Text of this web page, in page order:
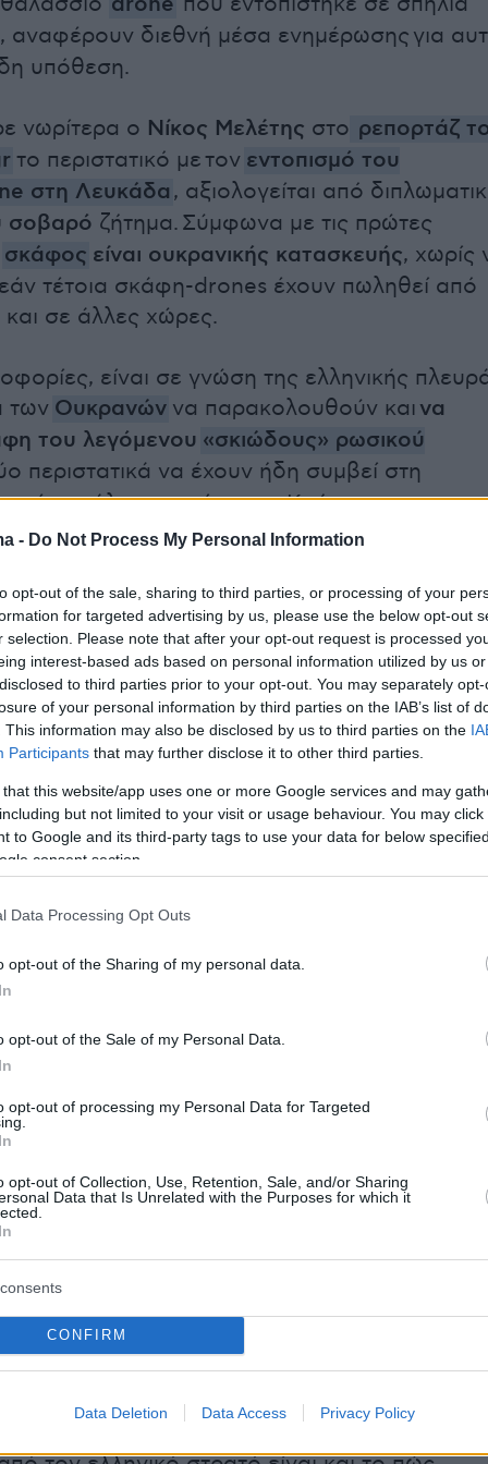
- Do Not Process My Personal Information
opt-out of the sale, sharing to third parties, or processing of your
for targeted advertising by us, please use the below opt-out
selection. Please note that after your opt-out request is processed
interest-based ads based on personal information utilized by us
to third parties prior to your opt-out. You may separately
of your personal information by third parties on the IAB’s list of
This information may also be disclosed by us to third parties on the
Participants that may further disclose it to other third parties.
that this website/app uses one or more Google services and may
but not limited to your visit or usage behaviour. You may
to Google and its third-party tags to use your data for below
consent section.
Data Processing Opt Outs
opt-out of the Sharing of my personal data.
opt-out of the Sale of my Personal Data.
opt-out of processing my Personal Data for Targeted
opt-out of Collection, Use, Retention, Sale, and/or Sharing
Data that Is Unrelated with the Purposes for which it
CONFIRM
Data Deletion Data Access Privacy Policy
, αναφέρουν διεθνή μέσα ενημέρωσης για
υπόθεση.
νωρίτερα ο Νίκος Μελέτης στο ρεπορτάζ
το περιστατικό με τον εντοπισμό του
στη Λευκάδα , αξιολογείται από
σοβαρό ζήτημα. Σύμφωνα με τις πρώτες
σκάφος είναι ουκρανικής κατασκευής, χωρίς
τέτοια σκάφη-drones έχουν πωληθεί από
σε άλλες χώρες.
είναι σε γνώση της ελληνικής
των Ουκρανών να παρακολουθούν και να
του λεγόμενου «σκιώδους» ρωσικού
περιστατικά να έχουν ήδη συμβεί στη
ένα μάλιστα νοτίως της Κρήτης.
δεν ανήκει σε ιδιώτηαφού παραπέμπει σε
Μάλιστα οι ίδιες πηγές μεταφέρουν
με εκρηκτικά και τρεις πυροκροτητές.
μετά την περισυλλογή του:
η αξιολόγηση των δεδομένων από την
drone, θα γίνουν οι απαραίτητες
κινήσεις και, σύμφωνα με την ίδια πηγή,
Ευρωπαϊκή Ενωση και θα τεθεί το θέμα και
εφόσον διαπιστωθεί η εμπλοκή της στην
σκάφους drone στην Λευκάδα.
το drone στη Λευκάδα, ανέδειξαν διεθνή
το χρονικό του εντοπισμού του drone,
μετέφερε εκρηκτικά
κατασκευής ή όχι σχετίζεται με τον
εξηγεί.